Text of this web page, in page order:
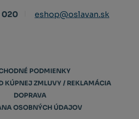
020
eshop@oslavan.sk
PODMIENKY
KÚPNEJ ZMLUVY / REKLAMÁCIA
DOPRAVA
OSOBNÝCH ÚDAJOV